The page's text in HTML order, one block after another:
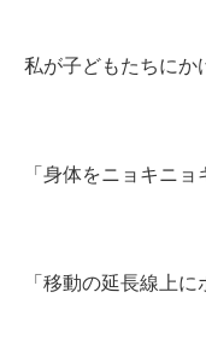
私が子どもたちにか
「身体をニョキニョ
「移動の延長線上